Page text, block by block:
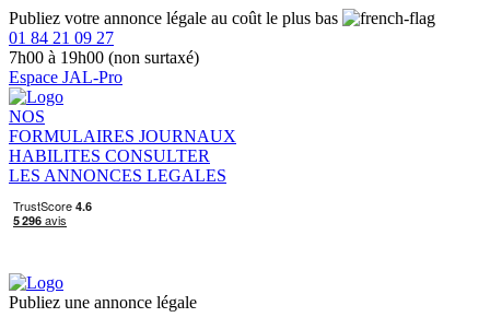
Publiez votre annonce légale au coût le plus bas
01 84 21 09 27
7h00 à 19h00 (non surtaxé)
Espace JAL-Pro
NOS
FORMULAIRES JOURNAUX
HABILITES CONSULTER
LES ANNONCES LEGALES
Publiez une annonce légale